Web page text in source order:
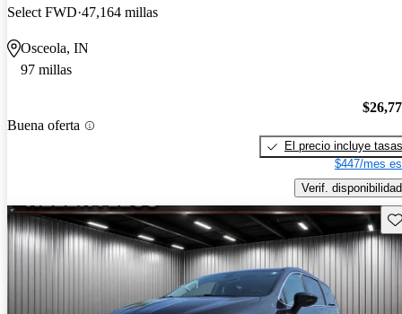
Select FWD 47,164 millas
Osceola, IN
97 millas
Buena oferta
El precio incluye tasas
$447/mes
Verif. disponibilidad